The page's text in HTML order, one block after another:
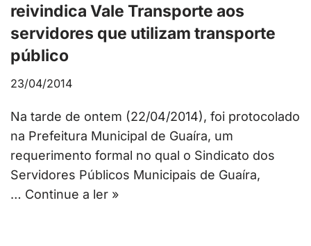
reivindica Vale Transporte aos
servidores que utilizam transporte
público
23/04/2014
Na tarde de ontem (22/04/2014), foi protocolado
na Prefeitura Municipal de Guaíra, um
requerimento formal no qual o Sindicato dos
Servidores Públicos Municipais de Guaíra,
… Continue a ler »